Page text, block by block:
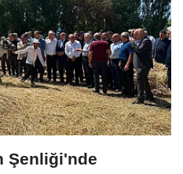
Şenliği'nde